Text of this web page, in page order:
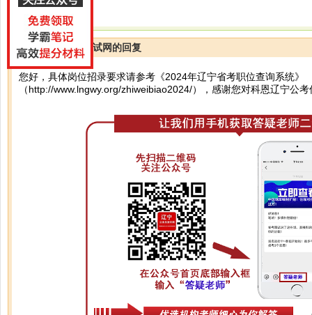
辽宁公务员考试网的回复
您好，具体岗位招录要求请参考《2024年辽宁省考职位查询系统》
（http://www.lngwy.org/zhiweibiao2024/），感谢您对科恩辽宁公